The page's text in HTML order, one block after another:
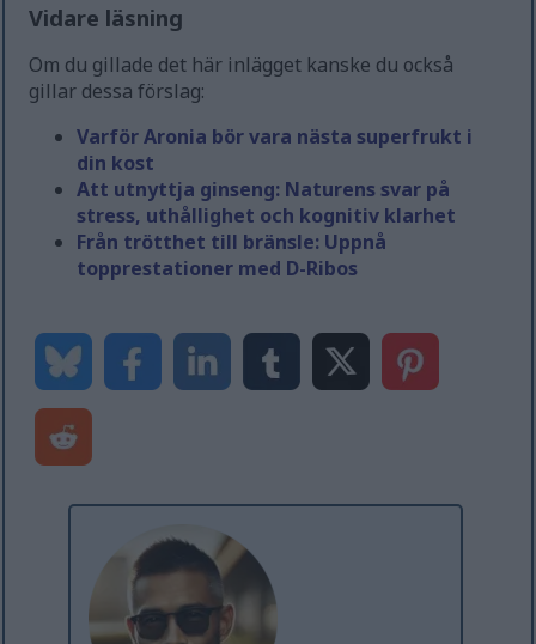
Vidare läsning
Om du gillade det här inlägget kanske du också
gillar dessa förslag:
Varför Aronia bör vara nästa superfrukt i
din kost
Att utnyttja ginseng: Naturens svar på
stress, uthållighet och kognitiv klarhet
Från trötthet till bränsle: Uppnå
topprestationer med D-Ribos